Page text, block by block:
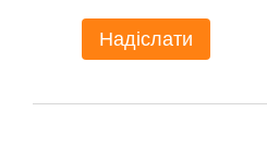
Надіслати